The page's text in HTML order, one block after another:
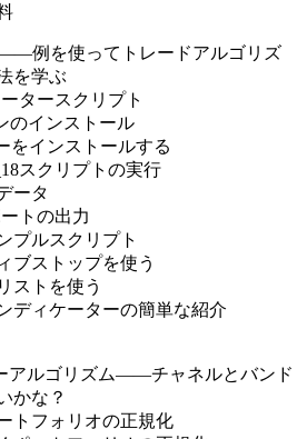
例を使ってトレードアルゴリズ
を学ぶ
タースクリプト
のインストール
をインストールする
スクリプトの実行
ータ
トの出力
プルスクリプト
ブストップを使う
ストを使う
ディケーターの簡単な紹介
アルゴリズム――チャネルとバンド
かな？
トフォリオの正規化